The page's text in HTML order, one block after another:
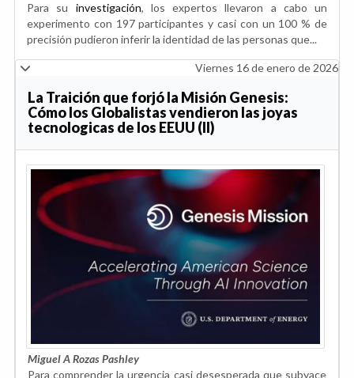
Para su investigación, los expertos llevaron a cabo un
experimento con 197 participantes y casi con un 100 % de
precisión pudieron inferir la identidad de las personas que...
Viernes 16 de enero de 2026
La Traición que forjó la Misión Genesis:
Cómo los Globalistas vendieron las joyas
tecnologicas de los EEUU (II)
Miguel A Rozas Pashley
Para comprender la urgencia casi desesperada que subyace